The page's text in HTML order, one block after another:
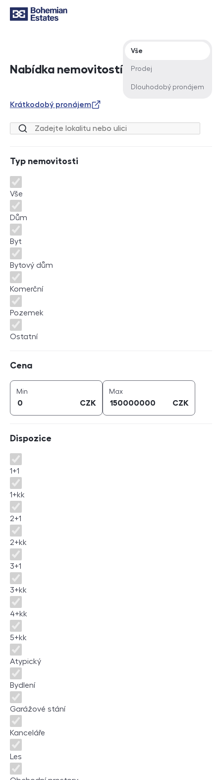
Nabídka nemovitostí
Typ nabídky
Vše
Prodej
Dlouhodobý pronájem
Krátkodobý pronájem
Lokalita nebo ulice
Typ nemovitosti
Typ nemovitosti
Vše
Dům
Byt
Bytový dům
Komerční
Pozemek
Ostatní
Cena
Min
CZK
Maxcena (
CZK
Dispozice
Dispozice
1+1
1+kk
2+1
2+kk
3+1
3+kk
4+kk
5+kk
Atypický
Bydlení
Garážové stání
Kanceláře
Les